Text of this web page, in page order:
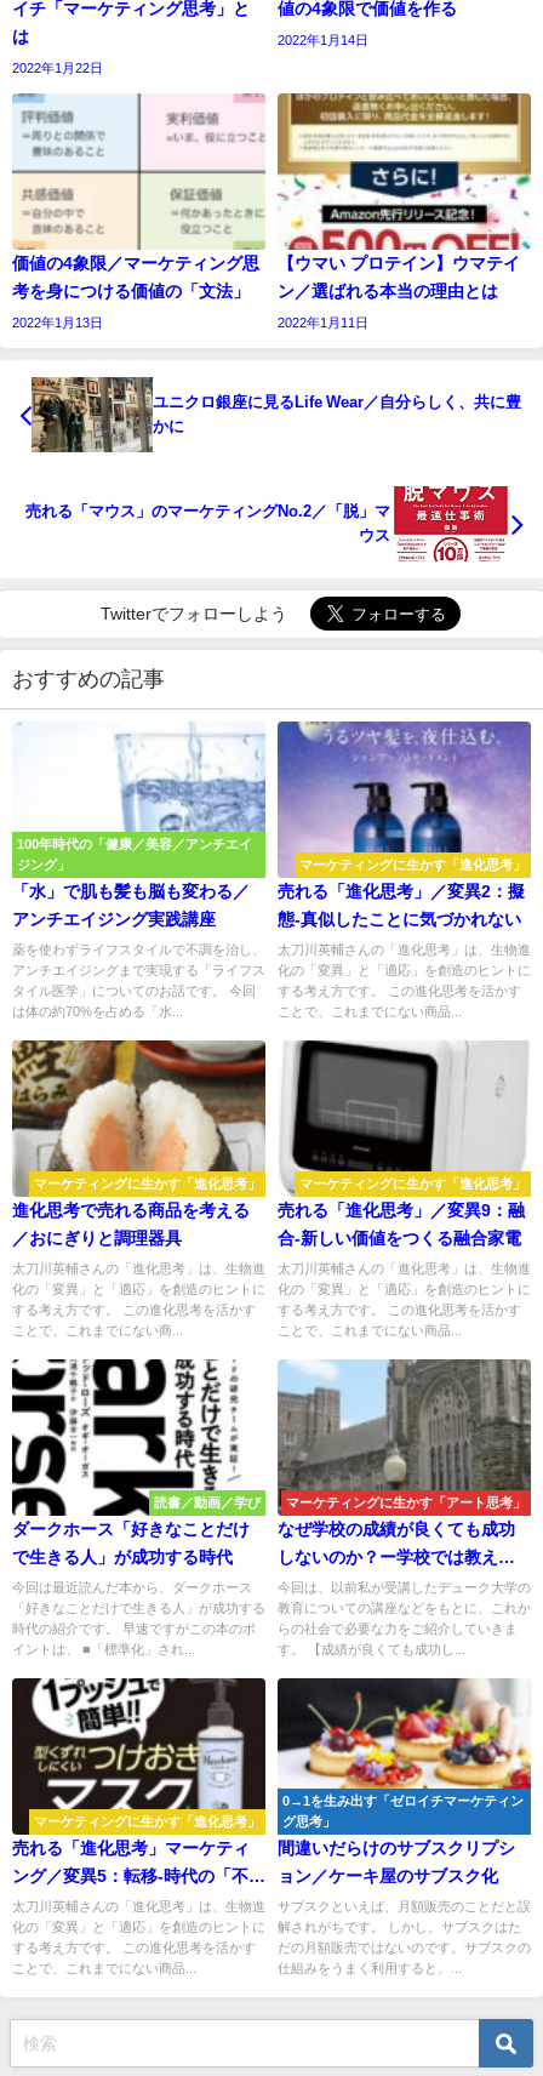
イチ「マーケティング思考」と
は
2022年1月22日
値の4象限で価値を作る
2022年1月14日
価値の4象限／マーケティング思
考を身につける価値の「文法」
2022年1月13日
【ウマい プロテイン】ウマテイ
ン／選ばれる本当の理由とは
2022年1月11日
ユニクロ銀座に見るLife Wear／自分らしく、共に豊
かに
売れる「マウス」のマーケティングNo.2／「脱」マ
ウス
Twitterでフォローしよう
おすすめの記事
100年時代の「健康／美容／アンチエイ
ジング」
「水」で肌も髪も脳も変わる／
アンチエイジング実践講座
薬を使わずライフスタイルで不調を治し、
アンチエイジングまで実現する「ライフス
タイル医学」についてのお話です。 今回
は体の約70%を占める「水...
マーケティングに生かす「進化思考」
売れる「進化思考」／変異2：擬
態-真似したことに気づかれない
太刀川英輔さんの「進化思考」は、生物進
化の「変異」と「適応」を創造のヒントに
する考え方です。 この進化思考を活かす
ことで、これまでにない商品...
マーケティングに生かす「進化思考」
進化思考で売れる商品を考える
／おにぎりと調理器具
太刀川英輔さんの「進化思考」は、生物進
化の「変異」と「適応」を創造のヒントに
する考え方です。 この進化思考を活かす
ことで、これまでにない商...
マーケティングに生かす「進化思考」
売れる「進化思考」／変異9：融
合-新しい価値をつくる融合家電
太刀川英輔さんの「進化思考」は、生物進
化の「変異」と「適応」を創造のヒントに
する考え方です。 この進化思考を活かす
ことで、これまでにない商品...
読書／動画／学び
ダークホース「好きなことだけ
で生きる人」が成功する時代
今回は最近読んだ本から、ダークホース
「好きなことだけで生きる人」が成功する
時代の紹介です。 早速ですがこの本のポ
イントは、 ■「標準化」され...
マーケティングに生かす「アート思考」
なぜ学校の成績が良くても成功
しないのか？ー学校では教えな
い優等生の悲劇
今回は、以前私が受講したデューク大学の
教育についての講座などをもとに、これか
らの社会で必要な力をご紹介していきま
す。 【成績が良くても成功し...
マーケティングに生かす「進化思考」
売れる「進化思考」マーケティ
ング／変異5：転移-時代の「不」
を解消する
太刀川英輔さんの「進化思考」は、生物進
化の「変異」と「適応」を創造のヒントに
する考え方です。 この進化思考を活かす
ことで、これまでにない商品...
0→1を生み出す「ゼロイチマーケティン
グ思考」
間違いだらけのサブスクリプシ
ョン／ケーキ屋のサブスク化
サブスクといえば、月額販売のことだと誤
解されがちです。 しかし、サブスクはた
だの月額販売ではないのです。サブスクの
仕組みをうまく利用すると、...